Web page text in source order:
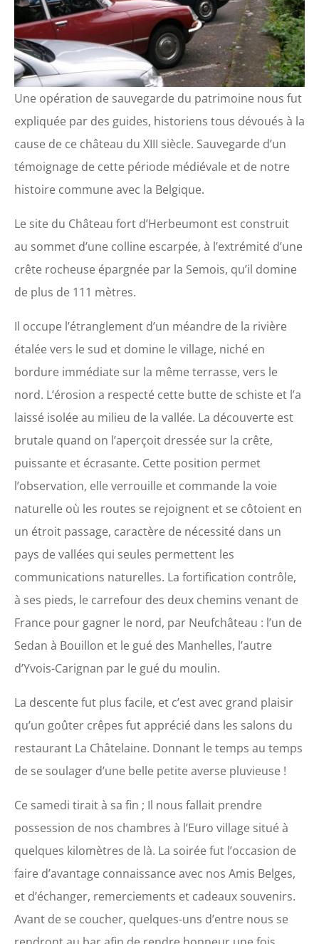
Une opération de sauvegarde du patrimoine nous fut
expliquée par des guides, historiens tous dévoués à la
cause de ce château du XIII siècle. Sauvegarde d’un
témoignage de cette période médiévale et de notre
histoire commune avec la Belgique.
Le site du Château fort d’Herbeumont est construit
au sommet d’une colline escarpée, à l’extrémité d’une
crête rocheuse épargnée par la Semois, qu’il domine
de plus de 111 mètres.
Il occupe l’étranglement d’un méandre de la rivière
étalée vers le sud et domine le village, niché en
bordure immédiate sur la même terrasse, vers le
nord. L’érosion a respecté cette butte de schiste et l’a
laissé isolée au milieu de la vallée. La découverte est
brutale quand on l’aperçoit dressée sur la crête,
puissante et écrasante. Cette position permet
l’observation, elle verrouille et commande la voie
naturelle où les routes se rejoignent et se côtoient en
un étroit passage, caractère de nécessité dans un
pays de vallées qui seules permettent les
communications naturelles. La fortification contrôle,
à ses pieds, le carrefour des deux chemins venant de
France pour gagner le nord, par Neufchâteau : l’un de
Sedan à Bouillon et le gué des Manhelles, l’autre
d’Yvois-Carignan par le gué du moulin.
La descente fut plus facile, et c’est avec grand plaisir
qu’un goûter crêpes fut apprécié dans les salons du
restaurant La Châtelaine. Donnant le temps au temps
de se soulager d’une belle petite averse pluvieuse !
Ce samedi tirait à sa fin ; Il nous fallait prendre
possession de nos chambres à l’Euro village situé à
quelques kilomètres de là. La soirée fut l’occasion de
faire d’avantage connaissance avec nos Amis Belges,
et d’échanger, remerciements et cadeaux souvenirs.
Avant de se coucher, quelques-uns d’entre nous se